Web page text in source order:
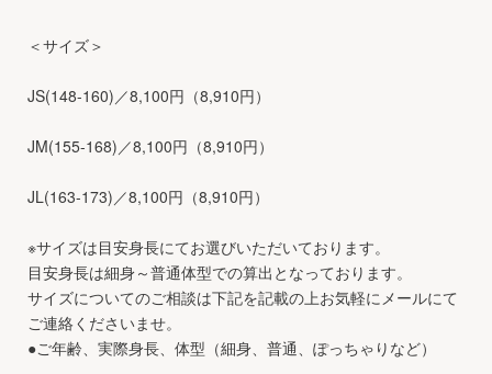
＜サイズ＞
JS(148-160)／8,100円（8,910円）
JM(155-168)／8,100円（8,910円）
JL(163-173)／8,100円（8,910円）
※サイズは目安身長にてお選びいただいております。
目安身長は細身～普通体型での算出となっております。
サイズについてのご相談は下記を記載の上お気軽にメールにて
ご連絡くださいませ。
●ご年齢、実際身長、体型（細身、普通、ぽっちゃりなど）